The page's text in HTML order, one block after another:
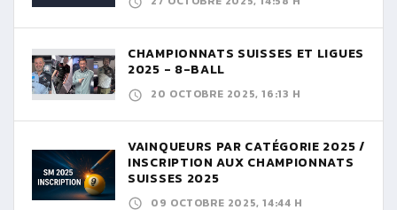
CHAMPIONNATS SUISSES ET LIGUES
2025 - 8-BALL
20 OCTOBRE 2025, 16:13 H
VAINQUEURS PAR CATÉGORIE 2025 /
INSCRIPTION AUX CHAMPIONNATS
SUISSES 2025
09 OCTOBRE 2025, 14:44 H